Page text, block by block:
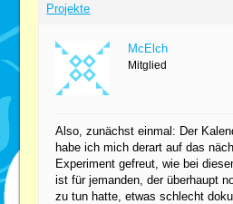
Projekte
McElch
Mitglied
Also, zunächst einmal: Der
habe ich mich derart auf das
Experiment gefreut, wie bei
ist für jemanden, der überhaupt
zu tun hatte, etwas schlecht